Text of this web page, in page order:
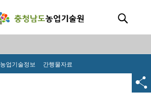
농업기술정보 간행물자료